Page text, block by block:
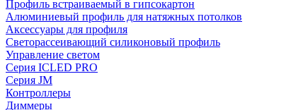
Профиль встраиваемый в гипсокартон
Алюминиевый профиль для натяжных потолков
Аксессуары для профиля
Светорассеивающий силиконовый профиль
Управление светом
Серия ICLED PRO
Серия JM
Контроллеры
Диммеры